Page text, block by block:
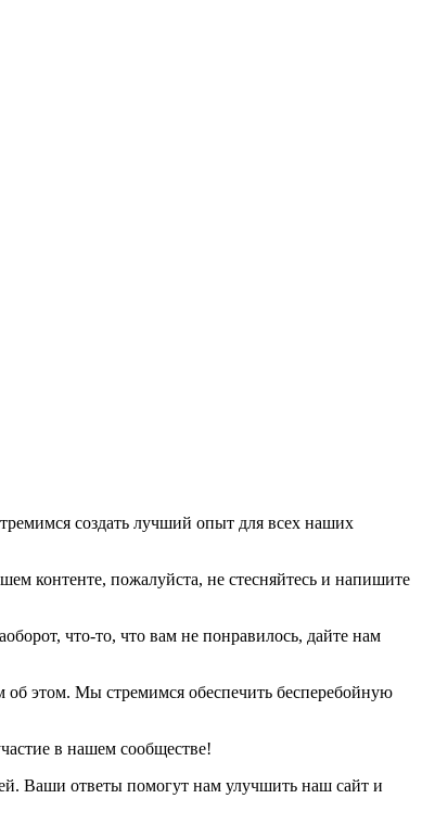
создать лучший опыт для всех наших
контенте, пожалуйста, не стесняйтесь и напишите
что-то, что вам не понравилось, дайте нам
об этом. Мы стремимся обеспечить бесперебойную
в нашем сообществе!
Ваши ответы помогут нам улучшить наш сайт и